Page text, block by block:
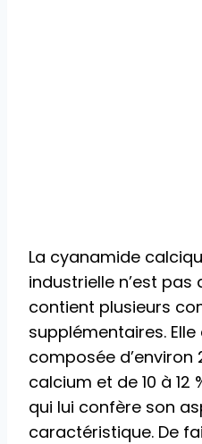
La cyanamide
industrielle n’est pas
contient plusieurs
supplémentaires.
composée d’environ
calcium et de 10 à 12
qui lui confère son
caractéristique. De